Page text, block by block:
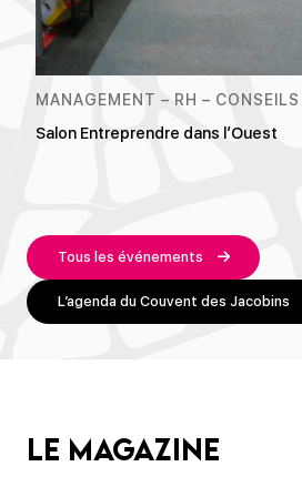
MANAGEMENT – RH –
Salon Entreprendre dans l’Ouest
Tous les événements
L’agenda du Couvent des Jacobins
Le magazine